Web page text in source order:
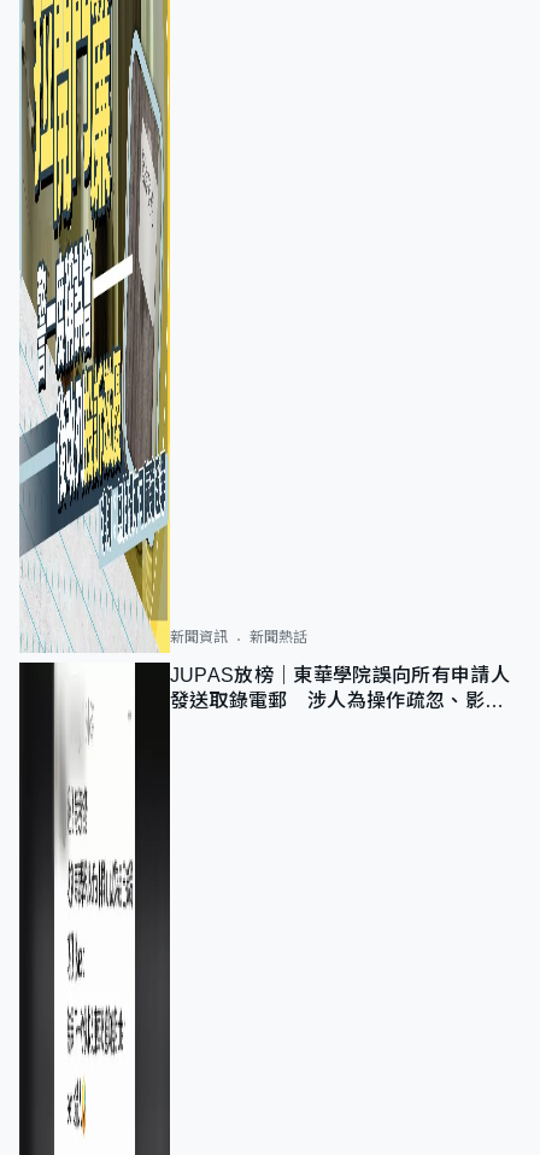
新聞資訊 新聞熱話
JUPAS放榜｜東華學院誤向所有申請人
發送取錄電郵 涉人為操作疏忽、影響